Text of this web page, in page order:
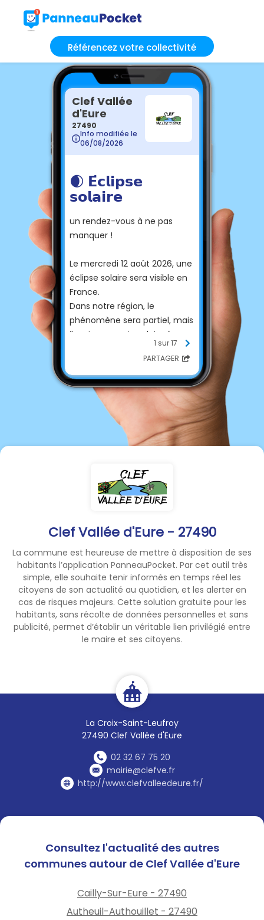
Référencez votre collectivité
Clef Vallée d'Eure - 27490
La commune est heureuse de mettre à disposition de ses
habitants l’application PanneauPocket. Par cet outil très
simple, elle souhaite tenir informés en temps réel les
citoyens de son actualité au quotidien, et les alerter en
cas de risques majeurs. Cette solution gratuite pour les
habitants, sans récolte de données personnelles et sans
publicité, permet d’établir un véritable lien privilégié entre
le maire et ses citoyens.
La Croix-Saint-Leufroy
27490 Clef Vallée d'Eure
02 32 67 75 20
mairie@clefve.fr
http://www.clefvalleedeure.fr/
Clef Vallée
d'Eure
27490
Info modifiée le
06/08/2026
🌒 𝗘́𝗰𝗹𝗶𝗽𝘀𝗲
𝘀𝗼𝗹𝗮𝗶𝗿𝗲
un rendez-vous à ne pas
manquer !
Le mercredi 12 août 2026, une
éclipse solaire sera visible en
France.
Dans notre région, le
phénomène sera partiel, mais
il restera spectaculaire à
observer en fin de journée.
⚠️ Attention : ne regardez
jamais le Soleil directement,
même pendant une éclipse.
Pour profiter du spectacle en
toute sécurité, utilisez
uniquement des lunettes
Un beau moment à partager
en famille, tout en
#ÉclipseSolaire #Astronomie
#ClefValléeDEure
#NaturellementVivante
1 sur 17
PARTAGER
Consultez l'actualité des autres
communes autour de Clef Vallée d'Eure
Cailly-Sur-Eure - 27490
Autheuil-Authouillet - 27490